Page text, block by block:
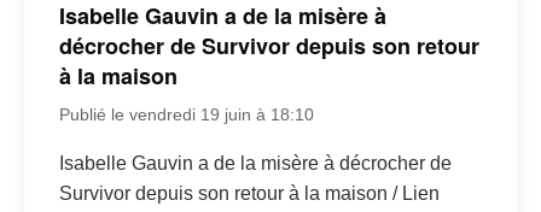
Isabelle Gauvin a de la misère à
décrocher de Survivor depuis son retour
à la maison
Publié le vendredi 19 juin à 18:10
Isabelle Gauvin a de la misère à décrocher de
Survivor depuis son retour à la maison / Lien